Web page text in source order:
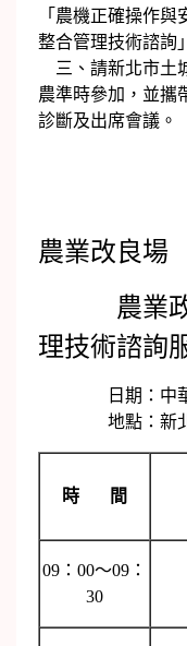
「農機正確操作
整合管理技術諮詢
三、請新北市土
農準時參加，並攜
診斷及出席會議。
農業
農業改良場
農業政策
理技術諮詢
日期：中華民
地點：新北市
時 間
09：00～09：
30